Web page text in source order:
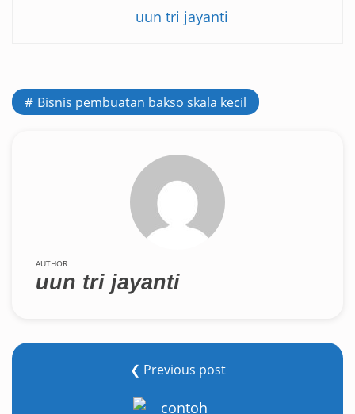
uun tri jayanti
Bisnis pembuatan bakso skala kecil
AUTHOR
uun tri jayanti
❮ Previous post